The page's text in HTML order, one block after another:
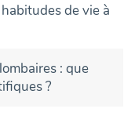
de vie à
: que
?